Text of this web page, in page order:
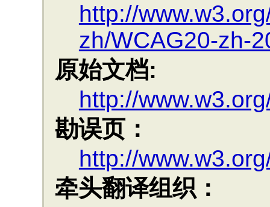
http://
zh/WCAG20-zh-
原始文档:
http://
勘误页：
http://
牵头翻译组织：